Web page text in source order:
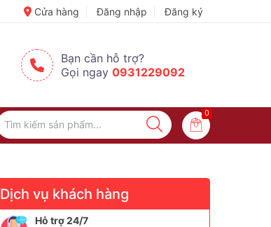
✈️ Đi Du Lịch – Cách Để Tâm Trạng “Refresh” Hơn ✨
Cửa hàng Đăng nhập Đăng ký
Bạn cần hỗ trợ?
Gọi ngay 0931229092
0
Dịch vụ khách hàng
Hỗ trợ 24/7